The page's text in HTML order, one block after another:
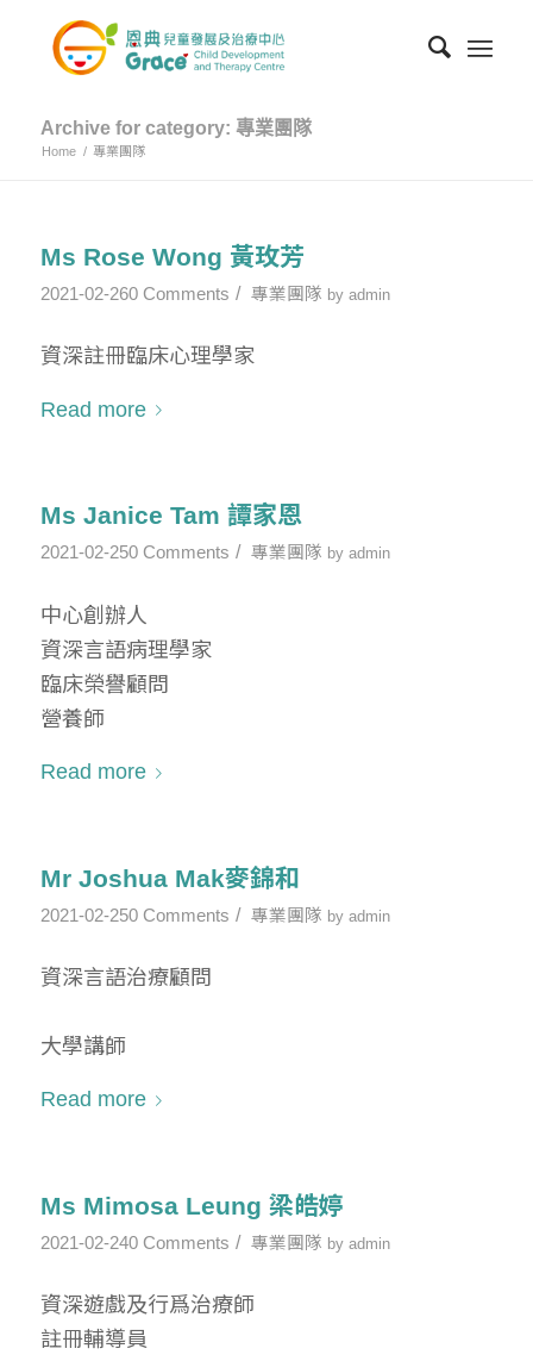
Archive for category: 專業團隊
Home / 專業團隊
Ms Rose Wong 黃玫芳
2021-02-260 Comments / 專業團隊 by admin
資深註冊臨床心理學家
Read more
Ms Janice Tam 譚家恩
2021-02-250 Comments / 專業團隊 by admin
中心創辦人
資深言語病理學家
臨床榮譽顧問
營養師
Read more
Mr Joshua Mak麥錦和
2021-02-250 Comments / 專業團隊 by admin
資深言語治療顧問
大學講師
Read more
Ms Mimosa Leung 梁皓婷
2021-02-240 Comments / 專業團隊 by admin
資深遊戲及行爲治療師
註冊輔導員